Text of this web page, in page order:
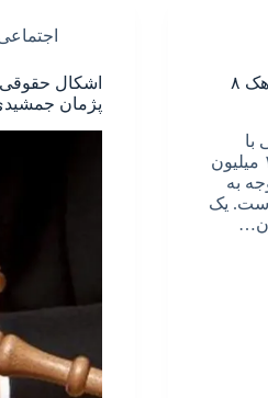
بازنشستگان با مستمری ۲۰ میلیونی در دهک ۸
با
اشاره به حذف یارانه خود گفتند: مبنای ۱۰ میلیون
به
است. یک
اشکال حقوقی
پژمان